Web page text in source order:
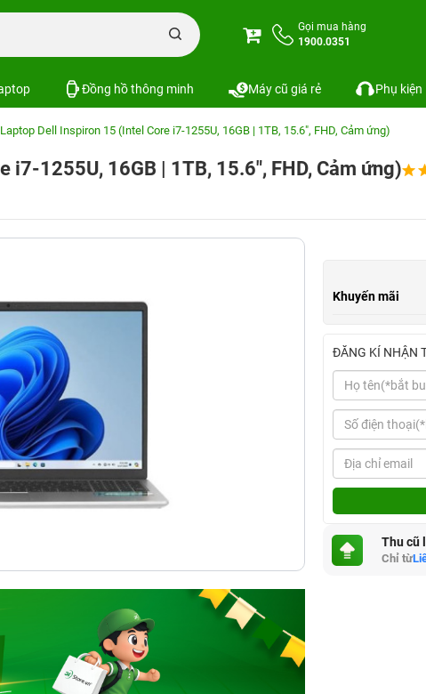
Gọi mua hàng
1900.0351
Đồng hồ thông minh Máy cũ giá rẻ Phụ kiện
Laptop Dell Inspiron 15 (Intel Core i7-1255U, 16GB | 1TB, 15.6", FHD, Cảm ứng)
i7-1255U, 16GB | 1TB, 15.6", FHD, Cảm ứng)
Khuyến mãi
ĐĂNG KÍ NHẬN
Thu cũ
Chỉ từ